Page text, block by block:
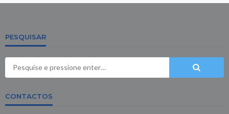
PESQUISAR
CONTACTOS